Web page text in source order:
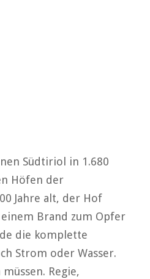
Südtiriol in 1.680
Höfen der
Jahre alt, der Hof
Brand zum Opfer
die komplette
Strom oder Wasser.
Regie,